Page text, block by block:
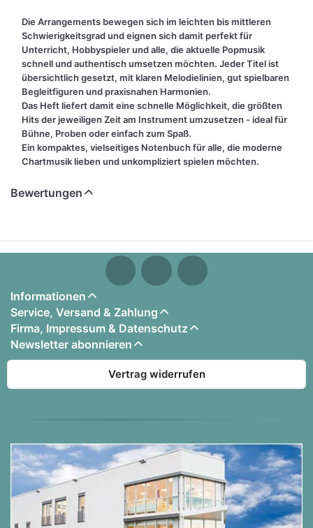
Die Arrangements bewegen sich im leichten bis mittleren
Schwierigkeitsgradund eignen sich damit perfekt für
Unterricht, Hobbyspieler und alle, die aktuelle Popmusik
schnell und authentisch umsetzen möchten. Jeder Titel ist
übersichtlich gesetzt, mit klaren Melodielinien, gut spielbaren
Begleitfiguren und praxisnahen Harmonien.
Das Heft liefert damit eine schnelle Möglichkeit, die größten
Hits der jeweiligen Zeit am Instrument umzusetzen - ideal für
Bühne, Proben oder einfach zum Spaß.
Ein kompaktes, vielseitiges Notenbuch für alle, die moderne
Chartmusik lieben und unkompliziert spielen möchten.
4. Mambo No. 5 - Lou Bega
Inkl. Texten und Akkorden
Für Keyboard und Gesang
KDM-Verlag
Bewertungen
Informationen
Service, Versand & Zahlung
Firma, Impressum & Datenschutz
Newsletter abonnieren
Vertrag widerrufen